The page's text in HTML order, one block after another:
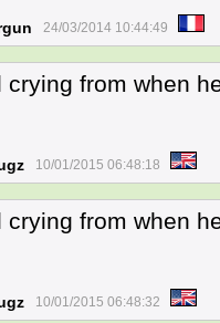
24/03/2014 10:44:49
crying from when
10/01/2015 06:48:18
crying from when
10/01/2015 06:48:32